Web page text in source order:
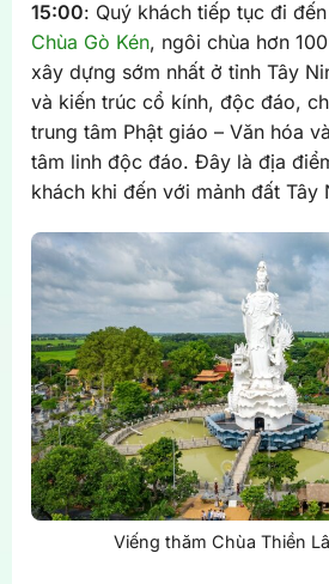
15:00: Quý khách tiếp tục đi
Chùa Gò Kén, ngôi chùa hơn
xây dựng sớm nhất ở tỉnh Tây
và kiến trúc cổ kính, độc đáo,
trung tâm Phật giáo – Văn hóa
tâm linh độc đáo. Đây là địa
khách khi đến với mảnh đất Tây
Viếng thăm Chùa Thiền